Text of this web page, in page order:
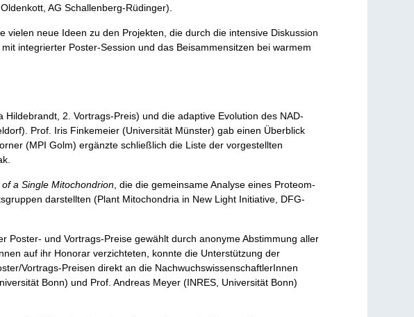
AG Schallenberg-Rüdinger).
neue Ideen zu den Projekten, die durch die intensive Diskussion
integrierter Poster-Session und das Beisammensitzen bei warmem
2. Vortrags-Preis) und die adaptive Evolution des NAD-
Prof. Iris Finkemeier (Universität Münster) gab einen Überblick
(MPI Golm) ergänzte schließlich die Liste der vorgestellten
a Single Mitochondrion, die die gemeinsame Analyse eines Proteom-
darstellten (Plant Mitochondria in New Light Initiative, DFG-
Poster- und Vortrags-Preise gewählt durch anonyme Abstimmung aller
auf ihr Honorar verzichteten, konnte die Unterstützung der
Vortrags-Preisen direkt an die NachwuchswissenschaftlerInnen
Bonn) und Prof. Andreas Meyer (INRES, Universität Bonn)